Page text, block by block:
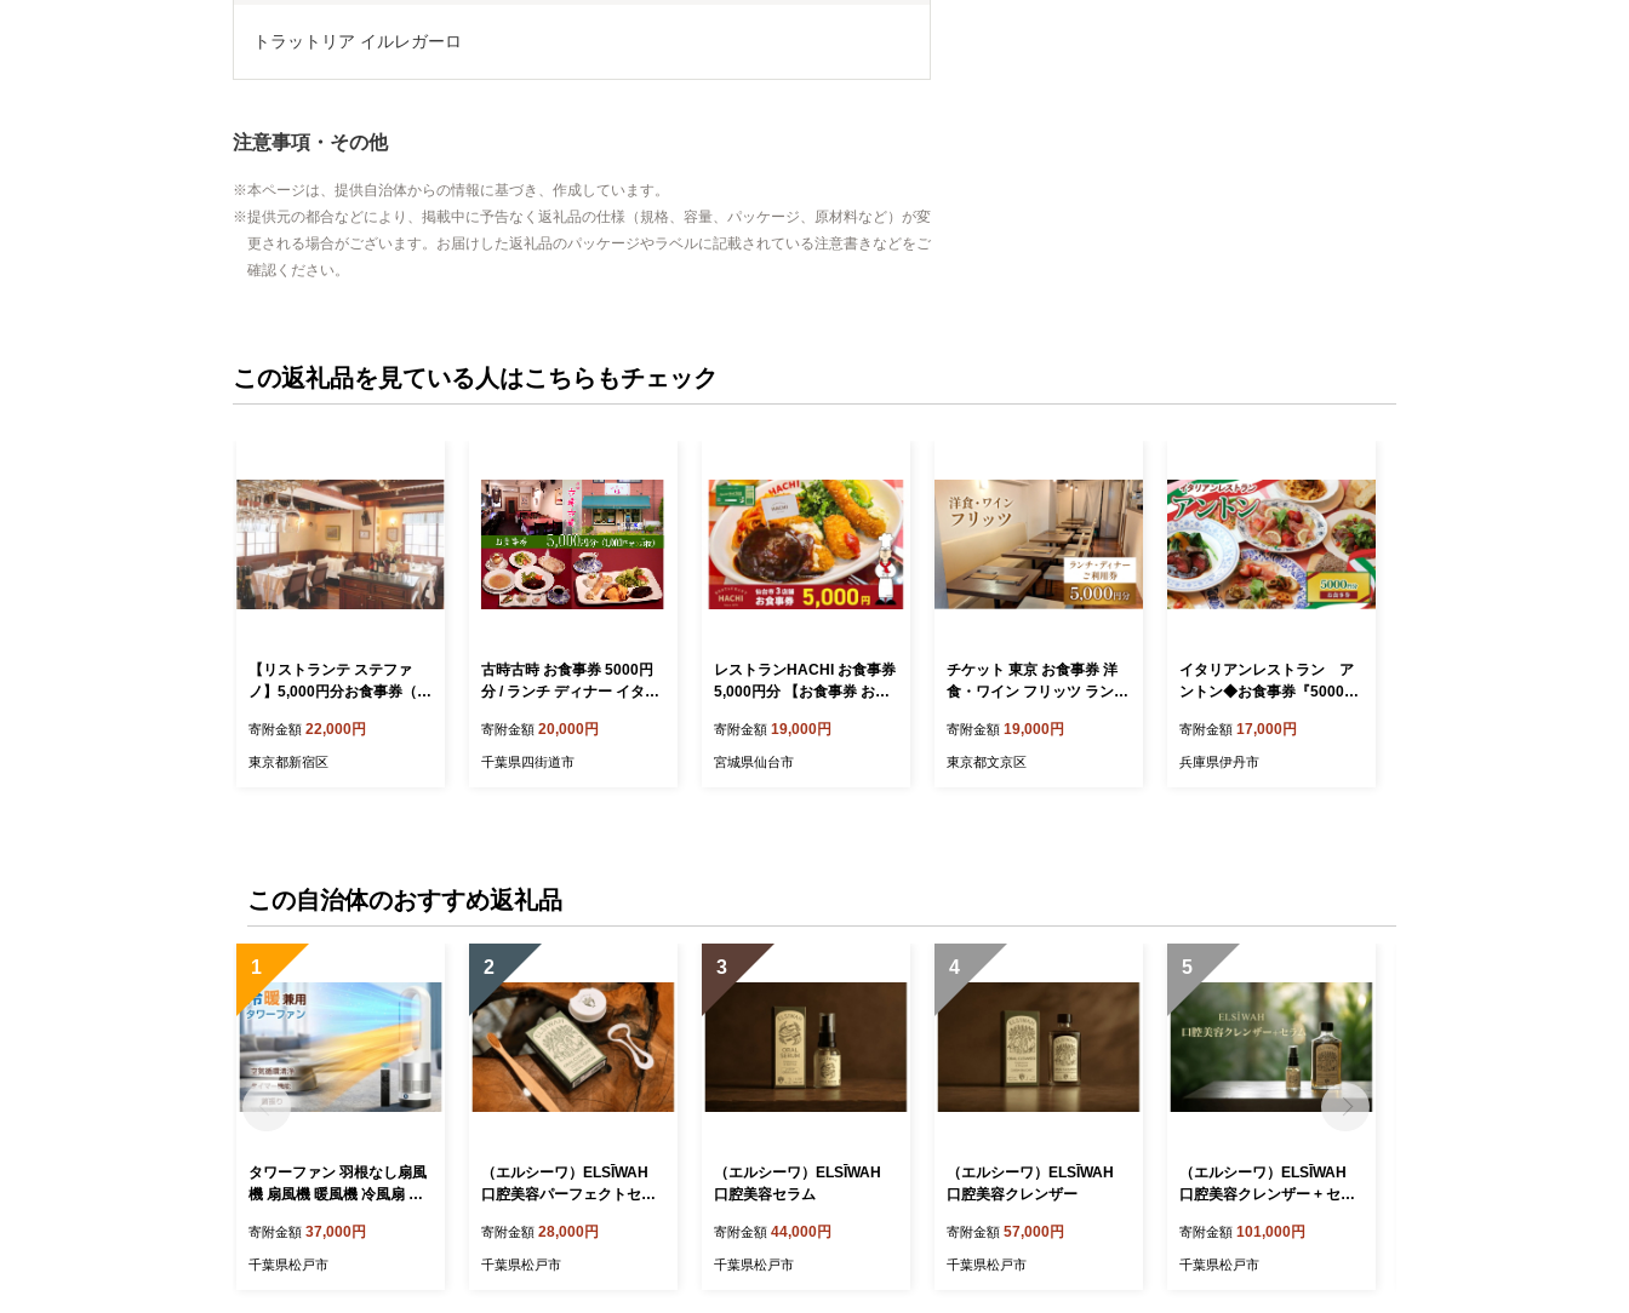
トラットリア イルレガーロ
注意事項・その他
本ページは、提供自治体からの情報に基づき、作成しています。
提供元の都合などにより、掲載中に予告なく返礼品の仕様（規格、容量、パッケージ、原材料など）が変
更される場合がございます。お届けした返礼品のパッケージやラベルに記載されている注意書きなどをご
確認ください。
この返礼品を見ている人はこちらもチェック
【リストランテ ステファ
ノ】5,000円分お食事券（ぐ
なび 食事券 チケット ディ
ナー ランチ 5000円分 ベネ
寄附金額 22,000円
東京都新宿区
古時古時 お食事券 5000円
分 / ランチ ディナー イタリ
寄附金額 20,000円
千葉県四街道市
レストランHACHI お食事券
5,000円分 【お食事券 おし
グルメ チケット ハンバーグ
ナポリタン 地元 人気 イベ
寄附金額 19,000円
宮城県仙台市
チケット 東京 お食事券 洋
食・ワイン フリッツ ランチ
00円分 洋食 レストラン 定
番 ワイン 食事券 利用券 ク
寄附金額 19,000円
東京都文京区
イタリアンレストラン ア
ントン◆お食事券『5000円
ランチ ディナー 兵庫県 伊
丹市[№5275-0686]
寄附金額 17,000円
兵庫県伊丹市
この自治体のおすすめ返礼品
1
タワーファン 羽根なし扇風
機 扇風機 暖風機 冷風扇 DC
レーター 8段階送風 強風 大
風量 100°左右首振り 9H切
寄附金額 37,000円
千葉県松戸市
2
（エルシーワ）ELSĪWAH
口腔美容パーフェクトセッ
寄附金額 28,000円
千葉県松戸市
3
（エルシーワ）ELSĪWAH
口腔美容セラム
寄附金額 44,000円
千葉県松戸市
4
（エルシーワ）ELSĪWAH
口腔美容クレンザー
寄附金額 57,000円
千葉県松戸市
5
（エルシーワ）ELSĪWAH
口腔美容クレンザー + セラ
寄附金額 101,000円
千葉県松戸市